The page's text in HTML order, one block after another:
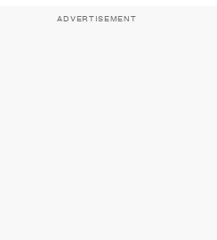
ADVERTISEMENT